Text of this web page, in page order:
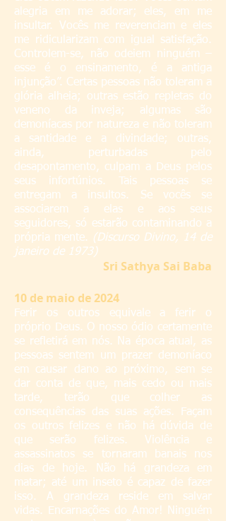
alegria em me adorar; eles, em me
insultar. Vocês me reverenciam e eles
me ridicularizam com igual satisfação.
Controlem-se, não odeiem ninguém –
esse é o ensinamento, é a antiga
injunção”. Certas pessoas não toleram a
glória alheia; outras estão repletas do
veneno da inveja; algumas são
demoníacas por natureza e não toleram
a santidade e a divindade; outras,
ainda, perturbadas pelo
desapontamento, culpam a Deus pelos
seus infortúnios. Tais pessoas se
entregam a insultos. Se vocês se
associarem a elas e aos seus
seguidores, só estarão contaminando a
própria mente.
(Discurso Divino, 14 de
janeiro de 1973)
Sri Sathya Sai Baba
10 de maio de 2024
Ferir os outros equivale a ferir o
próprio Deus. O nosso ódio certamente
se refletirá em nós. Na época atual, as
pessoas sentem um prazer demoníaco
em causar dano ao próximo, sem se
dar conta de que, mais cedo ou mais
tarde, terão que colher as
consequências das suas ações. Façam
os outros felizes e não há dúvida de
que serão felizes. Violência e
assassinatos se tornaram banais nos
dias de hoje. Não há grandeza em
matar; até um inseto é capaz de fazer
isso. A grandeza reside em salvar
vidas. Encarnações do Amor! Ninguém